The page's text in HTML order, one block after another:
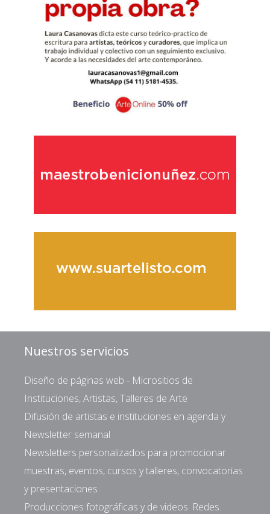
Nuestros servicios
Diseño de páginas web - Micrositios de
Instituciones, Artistas, Talleres de Arte
Difusión de artistas e instituciones en agenda y
Newsletter semanal
Newsletters personalizados para promocionar
muestras, eventos, cursos y talleres, convocatorias
y presentaciones
Producciones fotográficas y de videos. Redes.